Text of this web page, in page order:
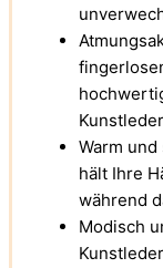
Warm
hält Ihre
während
Modisch